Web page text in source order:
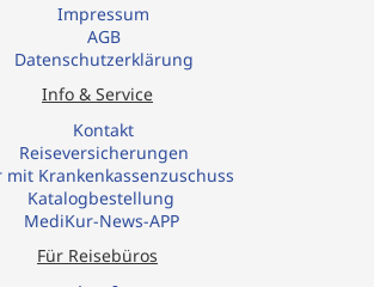
Impressum
AGB
Datenschutzerklärung
Info & Service
Kontakt
Reiseversicherungen
mit Krankenkassenzuschuss
Katalogbestellung
MediKur-News-APP
Für Reisebüros